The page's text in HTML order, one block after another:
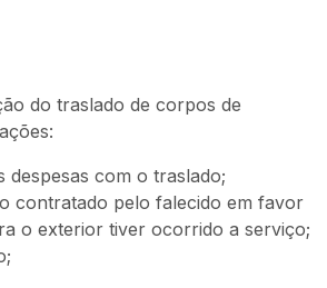
do traslado de corpos de
com o traslado;
contratado pelo falecido em favor
o exterior tiver ocorrido a serviço;